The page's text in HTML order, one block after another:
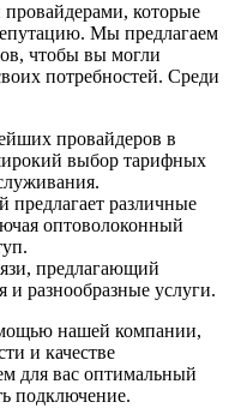
которые
Мы предлагаем
чтобы вы могли
потребностей. Среди
провайдеров в
выбор тарифных
различные
оптоволоконный
предлагающий
разнообразные услуги.
нашей компании,
и качестве
для вас оптимальный
подключение.